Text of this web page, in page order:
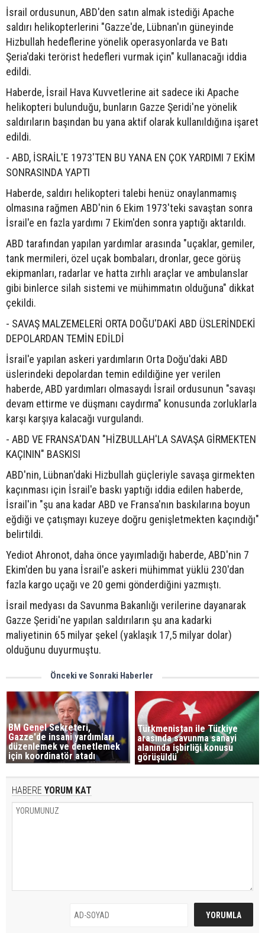
İsrail ordusunun, ABD'den satın almak istediği Apache
saldırı helikopterlerini "Gazze'de, Lübnan'ın güneyinde
Hizbullah hedeflerine yönelik operasyonlarda ve Batı
Şeria'daki terörist hedefleri vurmak için" kullanacağı iddia
edildi.
Haberde, İsrail Hava Kuvvetlerine ait sadece iki Apache
helikopteri bulunduğu, bunların Gazze Şeridi'ne yönelik
saldırıların başından bu yana aktif olarak kullanıldığına işaret
edildi.
- ABD, İSRAİL'E 1973'TEN BU YANA EN ÇOK YARDIMI 7 EKİM
SONRASINDA YAPTI
Haberde, saldırı helikopteri talebi henüz onaylanmamış
olmasına rağmen ABD'nin 6 Ekim 1973'teki savaştan sonra
İsrail'e en fazla yardımı 7 Ekim'den sonra yaptığı aktarıldı.
ABD tarafından yapılan yardımlar arasında "uçaklar, gemiler,
tank mermileri, özel uçak bombaları, dronlar, gece görüş
ekipmanları, radarlar ve hatta zırhlı araçlar ve ambulanslar
gibi binlerce silah sistemi ve mühimmatın olduğuna" dikkat
çekildi.
- SAVAŞ MALZEMELERİ ORTA DOĞU'DAKİ ABD ÜSLERİNDEKİ
DEPOLARDAN TEMİN EDİLDİ
İsrail'e yapılan askeri yardımların Orta Doğu'daki ABD
üslerindeki depolardan temin edildiğine yer verilen
haberde, ABD yardımları olmasaydı İsrail ordusunun "savaşı
devam ettirme ve düşmanı caydırma" konusunda zorluklarla
karşı karşıya kalacağı vurgulandı.
- ABD VE FRANSA'DAN "HİZBULLAH'LA SAVAŞA GİRMEKTEN
KAÇININ" BASKISI
ABD'nin, Lübnan'daki Hizbullah güçleriyle savaşa girmekten
kaçınması için İsrail'e baskı yaptığı iddia edilen haberde,
İsrail'in "şu ana kadar ABD ve Fransa'nın baskılarına boyun
eğdiği ve çatışmayı kuzeye doğru genişletmekten kaçındığı"
belirtildi.
Yediot Ahronot, daha önce yayımladığı haberde, ABD'nin 7
Ekim'den bu yana İsrail'e askeri mühimmat yüklü 230'dan
fazla kargo uçağı ve 20 gemi gönderdiğini yazmıştı.
İsrail medyası da Savunma Bakanlığı verilerine dayanarak
Gazze Şeridi'ne yapılan saldırıların şu ana kadarki
maliyetinin 65 milyar şekel (yaklaşık 17,5 milyar dolar)
olduğunu duyurmuştu.
Önceki ve Sonraki Haberler
BM Genel Sekreteri,
Gazze'de insani yardımları
düzenlemek ve denetlemek
için koordinatör atadı
Türkmenistan ile Türkiye
arasında savunma sanayi
alanında işbirliği konusu
görüşüldü
HABERE YORUM KAT